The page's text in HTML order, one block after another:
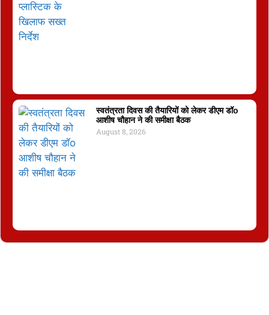
स्वतंत्रता दिवस की तैयारियों को लेकर डीएम डॉo
आशीष चौहान ने की समीक्षा बैठक
August 8, 2026